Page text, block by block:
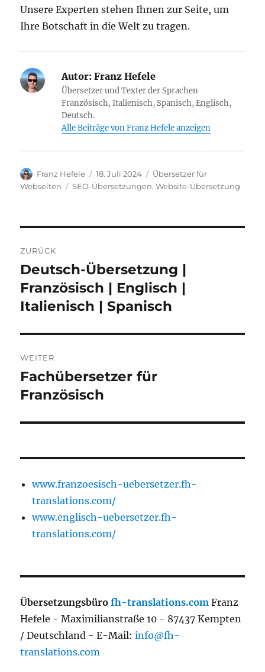
Unsere Experten stehen Ihnen zur Seite, um
Ihre Botschaft in die Welt zu tragen.
Autor: Franz Hefele
Übersetzer und Texter der Sprachen
Französisch, Italienisch, Spanisch, Englisch,
Deutsch.
Alle Beiträge von Franz Hefele anzeigen
Autor
Franz Hefele
Veröffentlicht
am
18. Juli 2024 Kategorien
Übersetzer für
Webseiten
Schlagwörter
SEO-Übersetzungen,Website-Übersetzung
ZURÜCK
Vorheriger
Beitrag:
Deutsch-Übersetzung |
Französisch | Englisch |
Italienisch | Spanisch
WEITER
Nächster
Beitrag:
Fachübersetzer für
Französisch
www.franzoesisch-uebersetzer.fh-
translations.com/
www.englisch-uebersetzer.fh-
translations.com/
Übersetzungsbürofh-translations.com Franz
Hefele - Maximilianstraße 10 - 87437 Kempten
/ Deutschland - E-Mail:info@fh-
translations.com